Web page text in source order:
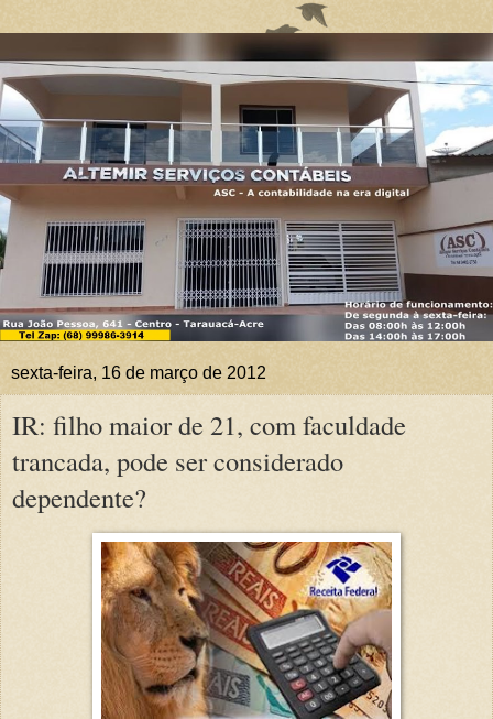
sexta-feira, 16 de março de 2012
IR: filho maior de 21, com faculdade
trancada, pode ser considerado
dependente?